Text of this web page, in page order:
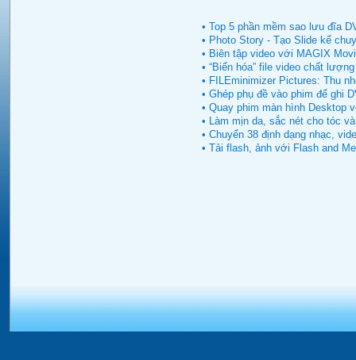
• Top 5 phần mềm sao lưu đĩa
• Photo Story - Tạo Slide kể
• Biên tập video với MAGIX
• “Biến hóa” file video chất
• FILEminimizer Pictures: Thu
• Ghép phụ đề vào phim để ghi
• Quay phim màn hình Desktop
• Làm mịn da, sắc nét cho tóc
• Chuyển 38 định dạng nhạc,
• Tải flash, ảnh với Flash and